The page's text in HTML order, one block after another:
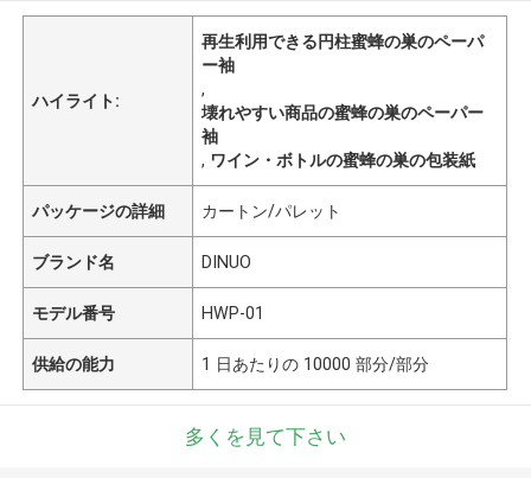
ハイライト:
再生利用できる円柱蜜蜂の巣のペーパ
ー袖
,
壊れやすい商品の蜜蜂の巣のペーパー
袖
, ワイン・ボトルの蜜蜂の巣の包装紙
パッケージの詳細 カートン/パレット
ブランド名 DINUO
モデル番号 HWP-01
供給の能力 1 日あたりの 10000 部分/部分
多くを見て下さい